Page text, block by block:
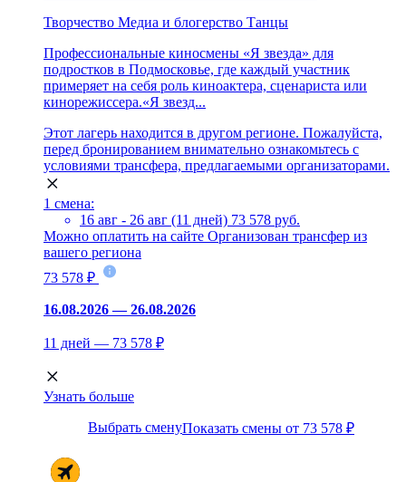
Творчество Медиа и блогерство Танцы
Профессиональные киносмены «Я звезда» для
подростков в Подмосковье, где каждый участник
примеряет на себя роль киноактера, сценариста или
кинорежиссера.«Я звезд...
Этот лагерь находится в другом регионе. Пожалуйста,
перед бронированием внимательно ознакомьтесь с
условиями трансфера, предлагаемыми организаторами.
1 смена:
16 авг - 26 авг (11 дней) 73 578 руб.
Можно оплатить на сайте Организован трансфер из
вашего региона
73 578 ₽
16.08.2026 — 26.08.2026
11 дней — 73 578 ₽
Узнать больше
Выбрать сменуПоказать смены от 73 578 ₽